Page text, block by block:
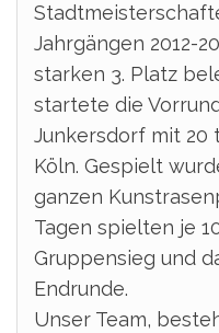
Jahrgängen 2012-
starken 3. Platz
startete die
Junkersdorf mit 20
Köln. Gespielt
ganzen
Tagen spielten je
Gruppensieg und
Endrunde.
Unser Team,